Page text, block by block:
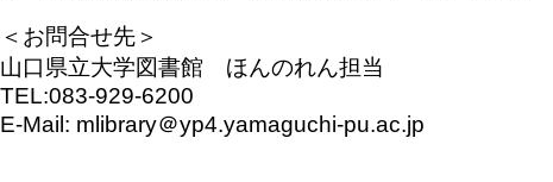
＜お問合せ先＞
山口県立大学図書館 ほんのれん担当
TEL:083-929-6200
E-Mail: mlibrary＠yp4.yamaguchi-pu.ac.jp